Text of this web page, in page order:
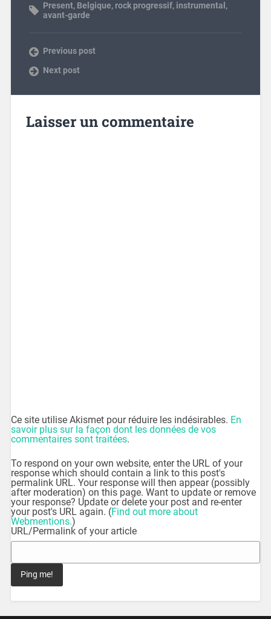
Present, Belgique, rock progressif, instrumental ,
avant-garde
Previous post
Next post
Laisser un commentaire
Ce site utilise Akismet pour réduire les indésirables. En
savoir plus sur la façon dont les données de vos
commentaires sont traitées.
To respond on your own website, enter the URL of your
response which should contain a link to this post's
permalink URL. Your response will then appear (possibly
after moderation) on this page. Want to update or remove
your response? Update or delete your post and re-enter
your post's URL again. (Find out more about
Webmentions.)
URL/Permalink of your article